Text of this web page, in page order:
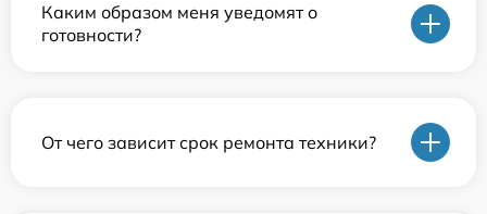
Каким образом меня уведомят о
готовности?
От чего зависит срок ремонта техники?